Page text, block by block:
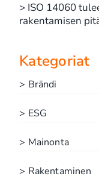
> ISO 14060
rakentamisen
Kategoriat
> Brändi
> ESG
> Mainonta
> Rakentaminen